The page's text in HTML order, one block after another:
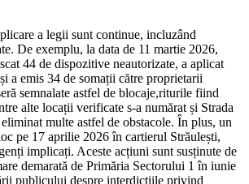
a legii sunt continue, incluzând
De exemplu, la data de 11 martie 2026,
44 de dispozitive neautorizate, a aplicat
a emis 34 de somații către proprietarii
semnalate astfel de blocaje,riturile fiind
alte locații verificate s-a numărat și Strada
eliminat multe astfel de obstacole. În plus, un
pe 17 aprilie 2026 în cartierul Străulești,
implicați. Aceste acțiuni sunt susținute de
demarată de Primăria Sectorului 1 în iunie
publicului despre interdicțiile privind